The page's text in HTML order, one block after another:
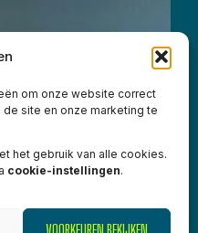
om onze website correct
site en onze marketing te
het gebruik van alle cookies.
cookie-instellingen.
VOORKEUREN BEKIJKEN